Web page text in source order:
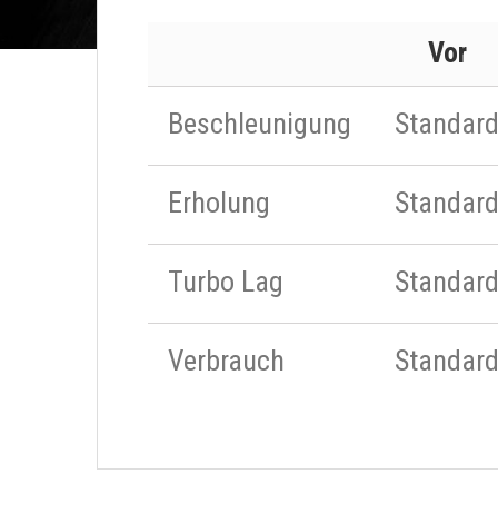
Vor
Beschleunigung Standard
Erholung Standard
Turbo Lag Standard
Verbrauch Standard